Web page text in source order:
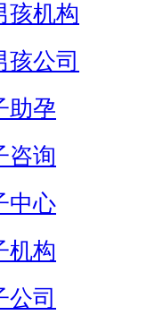
孩机构
孩公司
助孕
咨询
中心
机构
公司